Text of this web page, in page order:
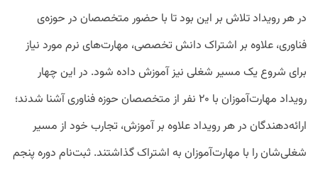
در هر رویداد تلاش بر این بود تا با حضور متخصصان در حوزه‌ی
فناوری، علاوه بر اشتراک دانش تخصصی، مهارت‌های نرم مورد نیاز
برای شروع یک مسیر شغلی نیز آموزش داده شود. در این چهار
رویداد مهارت‌آموزان با ۲۰ نفر از متخصصان حوزه فناوری آشنا شدند؛
ارائه‌دهندگان در هر رویداد علاوه بر آموزش، تجارب خود از مسیر
شغلی‌شان را با مهارت‌آموزان به اشتراک گذاشتند. ثبت‌‌نام دوره‌ پنجم